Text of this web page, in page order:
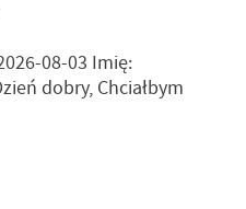
08-03 Imię:
dobry, Chciałbym